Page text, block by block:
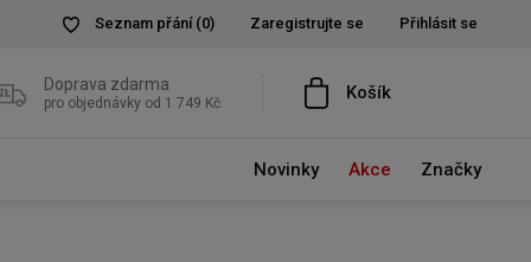
Seznam přání (0) Zaregistrujte se Přihlásit se
Doprava zdarma
pro objednávky od 1 749 Kč Košík
Novinky Akce Značky